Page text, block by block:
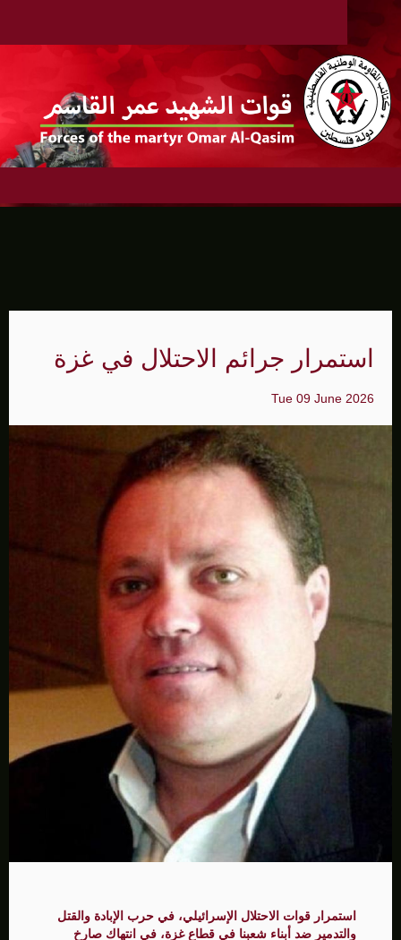
استمرار جرائم الاحتلال في غزة
Tue 09 June 2026
استمرار قوات الاحتلال الإسرائيلي، في حرب الإبادة والقتل
والتدمير ضد أبناء شعبنا في قطاع غزة، في انتهاك صارخ